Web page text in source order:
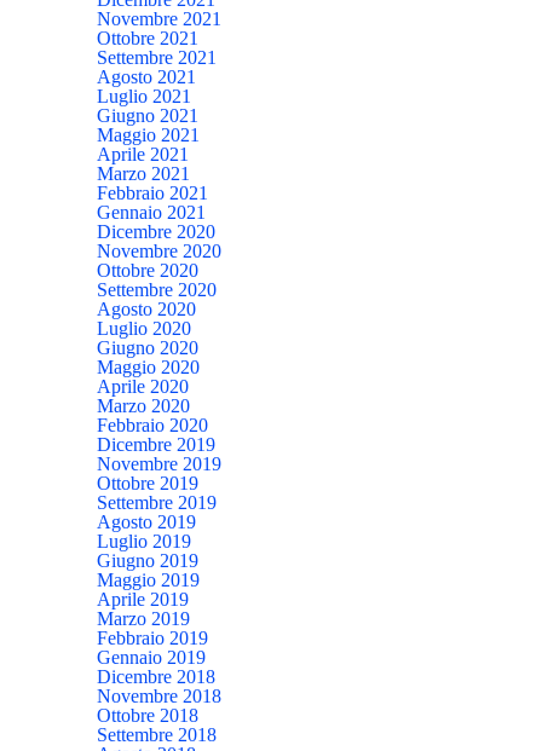
Novembre 2021
Ottobre 2021
Settembre 2021
Agosto 2021
Luglio 2021
Giugno 2021
Maggio 2021
Aprile 2021
Marzo 2021
Febbraio 2021
Gennaio 2021
Dicembre 2020
Novembre 2020
Ottobre 2020
Settembre 2020
Agosto 2020
Luglio 2020
Giugno 2020
Maggio 2020
Aprile 2020
Marzo 2020
Febbraio 2020
Dicembre 2019
Novembre 2019
Ottobre 2019
Settembre 2019
Agosto 2019
Luglio 2019
Giugno 2019
Maggio 2019
Aprile 2019
Marzo 2019
Febbraio 2019
Gennaio 2019
Dicembre 2018
Novembre 2018
Ottobre 2018
Settembre 2018